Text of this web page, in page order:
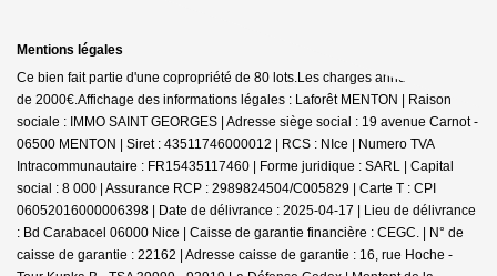
Mentions légales
Ce bien fait partie d'une copropriété de 80 lots.Les charges annuelles sont
de 2000€.Affichage des informations légales : Laforêt MENTON | Raison
sociale : IMMO SAINT GEORGES | Adresse siège social : 19 avenue Carnot -
06500 MENTON | Siret : 43511746000012 | RCS : NIce | Numero TVA
Intracommunautaire : FR15435117460 | Forme juridique : SARL | Capital
social : 8 000 | Assurance RCP : 2989824504/C005829 | Carte T : CPI
06052016000006398 | Date de délivrance : 2025-04-17 | Lieu de délivrance
: Bd Carabacel 06000 Nice | Caisse de garantie financière : CEGC. | N° de
caisse de garantie : 22162 | Adresse caisse de garantie : 16, rue Hoche -